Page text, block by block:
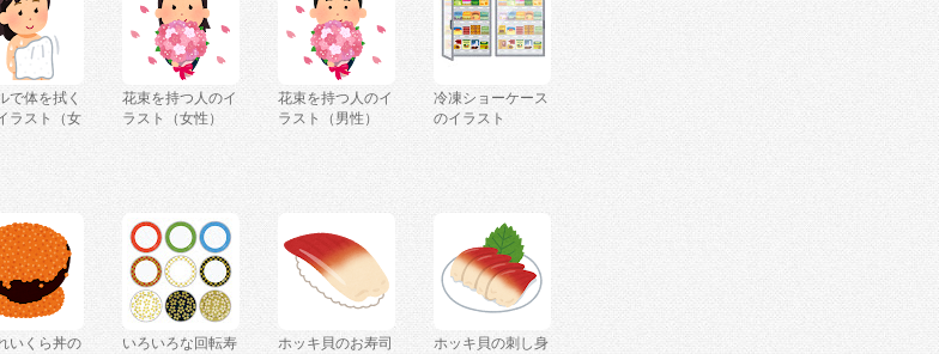
で体を拭く
ラスト（女
花束を持つ人のイ
ラスト（女性）
花束を持つ人のイ
ラスト（男性）
冷凍ショーケース
のイラスト
いくら丼の
いろいろな回転寿
ホッキ貝のお寿司
ホッキ貝の刺し身